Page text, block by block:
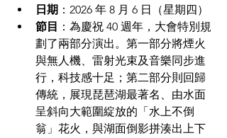
日期 ：2026 年 8 月 6 日（星期四）
節目 ：為慶祝 40 週年，大會特別規
劃了兩部分演出。第一部分將煙火
與無人機、雷射光束及音樂同步進
行，科技感十足；第二部分則回歸
傳統，展現琵琶湖最著名、由水面
呈斜向大範圍綻放的「水上不倒
翁」花火，與湖面倒影拼湊出上下